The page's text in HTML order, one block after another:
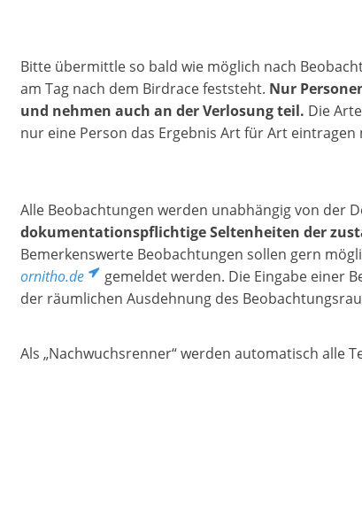
Bitte übermittle so bald wie möglich nach
am Tag nach dem Birdrace feststeht. Nur
und nehmen auch an der Verlosung teil. Die
nur eine Person das Ergebnis Art für Art eintragen
Alle Beobachtungen werden unabhängig von der
dokumentationspflichtige Seltenheiten der
Bemerkenswerte Beobachtungen sollen gern
ornitho.de
gemeldet werden. Die Eingabe einer
der räumlichen Ausdehnung des
Als „Nachwuchsrenner“ werden automatisch alle